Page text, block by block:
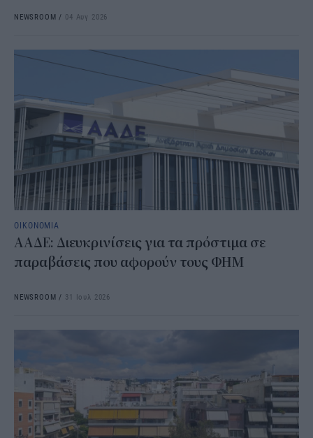
NEWSROOM / 04 Αυγ 2026
ΟΙΚΟΝΟΜΙΑ
ΑΑΔΕ: Διευκρινίσεις για τα πρόστιμα σε
παραβάσεις που αφορούν τους ΦΗΜ
NEWSROOM / 31 Ιουλ 2026